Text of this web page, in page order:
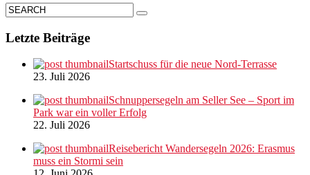
Letzte Beiträge
Startschuss für die neue Nord-Terrasse
23. Juli 2026
Schnuppersegeln am Seller See – Sport im
Park war ein voller Erfolg
22. Juli 2026
Reisebericht Wandersegeln 2026: Erasmus
muss ein Stormi sein